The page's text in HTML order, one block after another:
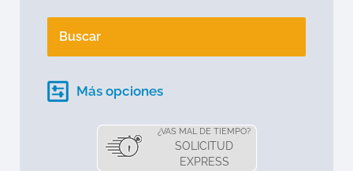
Buscar
Más opciones
¿VAS MAL DE TIEMPO?
SOLICITUD
EXPRESS